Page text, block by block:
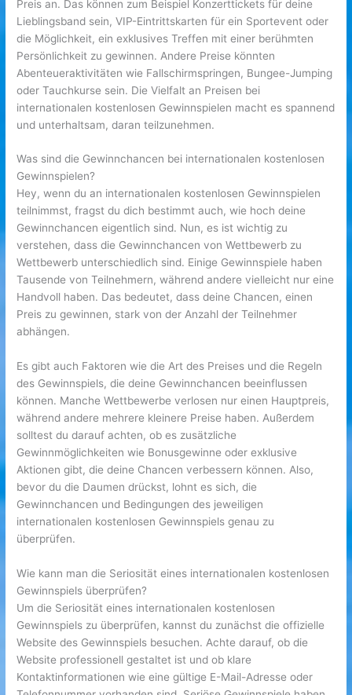
Preis an. Das können zum Beispiel Konzerttickets für deine
Lieblingsband sein, VIP-Eintrittskarten für ein Sportevent oder
die Möglichkeit, ein exklusives Treffen mit einer berühmten
Persönlichkeit zu gewinnen. Andere Preise könnten
Abenteueraktivitäten wie Fallschirmspringen, Bungee-Jumping
oder Tauchkurse sein. Die Vielfalt an Preisen bei
internationalen kostenlosen Gewinnspielen macht es spannend
und unterhaltsam, daran teilzunehmen.
Was sind die Gewinnchancen bei internationalen kostenlosen
Gewinnspielen?
Hey, wenn du an internationalen kostenlosen Gewinnspielen
teilnimmst, fragst du dich bestimmt auch, wie hoch deine
Gewinnchancen eigentlich sind. Nun, es ist wichtig zu
verstehen, dass die Gewinnchancen von Wettbewerb zu
Wettbewerb unterschiedlich sind. Einige Gewinnspiele haben
Tausende von Teilnehmern, während andere vielleicht nur eine
Handvoll haben. Das bedeutet, dass deine Chancen, einen
Preis zu gewinnen, stark von der Anzahl der Teilnehmer
abhängen.
Es gibt auch Faktoren wie die Art des Preises und die Regeln
des Gewinnspiels, die deine Gewinnchancen beeinflussen
können. Manche Wettbewerbe verlosen nur einen Hauptpreis,
während andere mehrere kleinere Preise haben. Außerdem
solltest du darauf achten, ob es zusätzliche
Gewinnmöglichkeiten wie Bonusgewinne oder exklusive
Aktionen gibt, die deine Chancen verbessern können. Also,
bevor du die Daumen drückst, lohnt es sich, die
Gewinnchancen und Bedingungen des jeweiligen
internationalen kostenlosen Gewinnspiels genau zu
überprüfen.
Wie kann man die Seriosität eines internationalen kostenlosen
Gewinnspiels überprüfen?
Um die Seriosität eines internationalen kostenlosen
Gewinnspiels zu überprüfen, kannst du zunächst die offizielle
Website des Gewinnspiels besuchen. Achte darauf, ob die
Website professionell gestaltet ist und ob klare
Kontaktinformationen wie eine gültige E-Mail-Adresse oder